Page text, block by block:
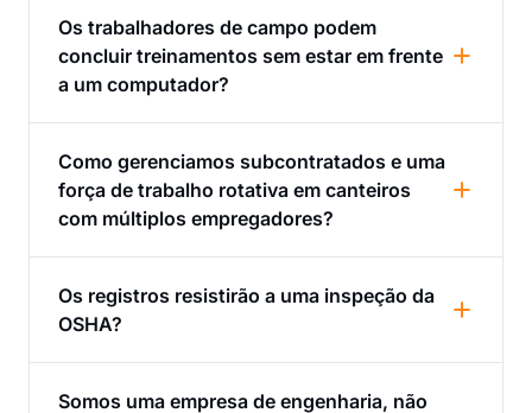
Os trabalhadores de campo podem
concluir treinamentos sem estar em frente
a um computador?
Como gerenciamos subcontratados e uma
força de trabalho rotativa em canteiros
com múltiplos empregadores?
Os registros resistirão a uma inspeção da
OSHA?
Somos uma empresa de engenharia, não